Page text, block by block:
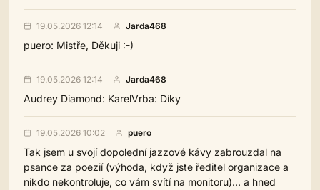
19.05.2026 12:14 Jarda468
puero: Mistře, Děkuji :-)
19.05.2026 12:14 Jarda468
Audrey Diamond: KarelVrba: Díky
19.05.2026 10:02 puero
Tak jsem u svojí dopolední jazzové kávy zabrouzdal na
psance za poezií (výhoda, když jste ředitel organizace a
nikdo nekontroluje, co vám svítí na monitoru)... a hned